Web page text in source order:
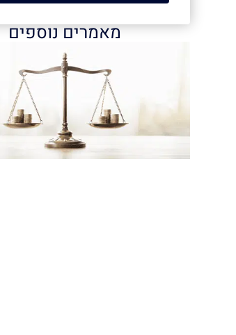
מאמרים נוספים